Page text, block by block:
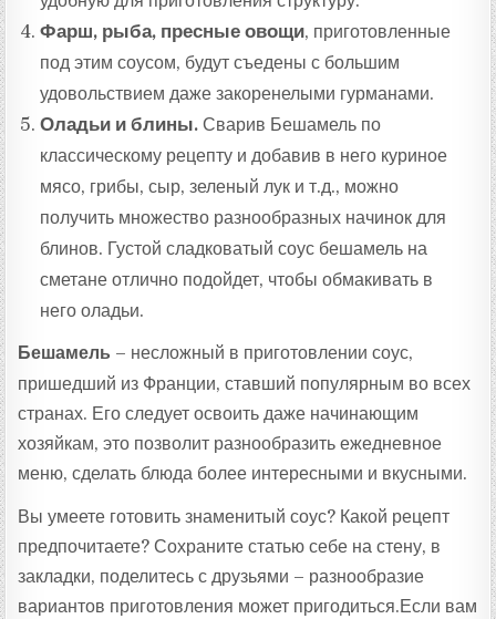
Фарш, рыба, пресные овощи, приготовленные
под этим соусом, будут съедены с большим
удовольствием даже закоренелыми гурманами.
Оладьи и блины. Сварив Бешамель по
классическому рецепту и добавив в него куриное
мясо, грибы, сыр, зеленый лук и т.д., можно
получить множество разнообразных начинок для
блинов. Густой сладковатый соус бешамель на
сметане отлично подойдет, чтобы обмакивать в
него оладьи.
Бешамель – несложный в приготовлении соус,
пришедший из Франции, ставший популярным во всех
странах. Его следует освоить даже начинающим
хозяйкам, это позволит разнообразить ежедневное
меню, сделать блюда более интересными и вкусными.
Вы умеете готовить знаменитый соус? Какой рецепт
предпочитаете? Сохраните статью себе на стену, в
закладки, поделитесь с друзьями – разнообразие
вариантов приготовления может пригодиться.Если вам